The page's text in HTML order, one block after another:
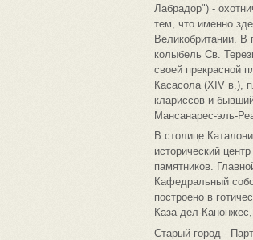
Лабрадор") -
тем, что именно
Великобритании. В
колыбель Св.
своей прекрасной
Касасола (XIV в.),
клариссов и
Мансанарес-эль-
В столице
исторический
памятников.
Кафедральный
построено в
Каза-дел-
Старый город -